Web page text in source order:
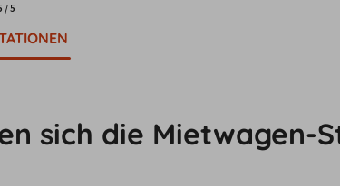
/5
sich die Mietwagen-